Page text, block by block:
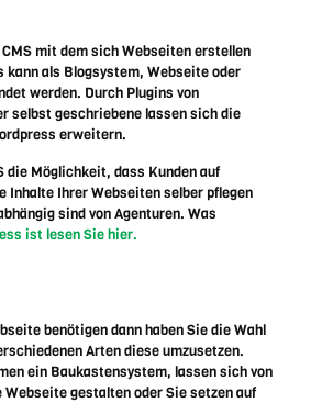
mit dem sich Webseiten erstellen
kann als Blogsystem, Webseite oder
werden. Durch Plugins von
selbst geschriebene lassen sich die
erweitern.
die Möglichkeit, dass Kunden auf
Inhalte Ihrer Webseiten selber pflegen
sind von Agenturen. Was
ist lesen Sie hier.
benötigen dann haben Sie die Wahl
Arten diese umzusetzen.
ein Baukastensystem, lassen sich von
Webseite gestalten oder Sie setzen auf